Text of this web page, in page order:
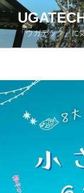
コ
ン
ン
ス
キ
「ウガテック」